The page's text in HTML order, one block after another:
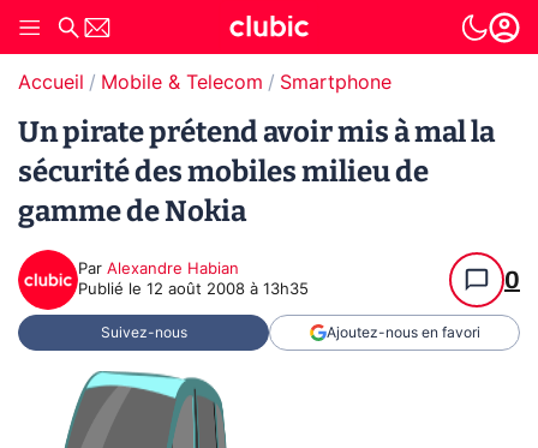
Accueil Mobile & Telecom Smartphone
Un pirate prétend avoir mis à mal la
sécurité des mobiles milieu de
gamme de Nokia
Par Alexandre Habian
Publié le 12 août 2008 à 13h35 0
Suivez-nous Ajoutez-nous en favori